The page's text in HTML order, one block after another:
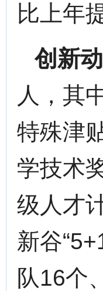
比上年
创新
人，其
特殊津
学技术
级人才
新谷
队16个